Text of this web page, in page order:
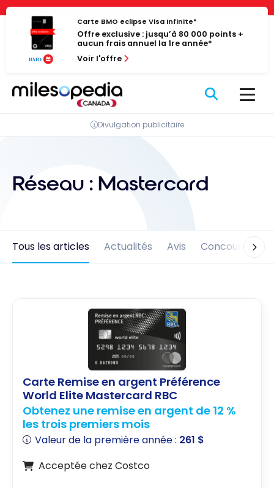
Panneau de gestion des cookies
Passer
contenu
Carte BMO eclipse Visa Infinite*
Offre exclusive : jusqu’à 80 000 points +
aucun frais annuel la 1re année*
Voir l'offre
Divulgation publicitaire
Réseau : Mastercard
Tous les articles Actualités Avis Concours
Carte Remise en argent Préférence
World Elite Mastercard RBC
Obtenez une remise en argent de 12 %
les trois premiers mois
Valeur de la première année : 261 $
Acceptée chez Costco